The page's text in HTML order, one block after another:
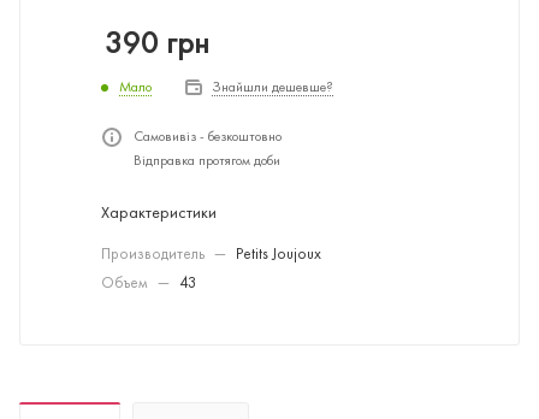
390 грн
Мало Знайшли дешевше?
Самовивіз - безкоштовно
Відправка протягом доби
Характеристики
Производитель —
Petits Joujoux
Объем
— 43